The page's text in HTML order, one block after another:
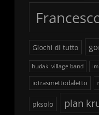
Giochi di tutto
hudaki village band
iotrasmettodaletto
pksolo plan